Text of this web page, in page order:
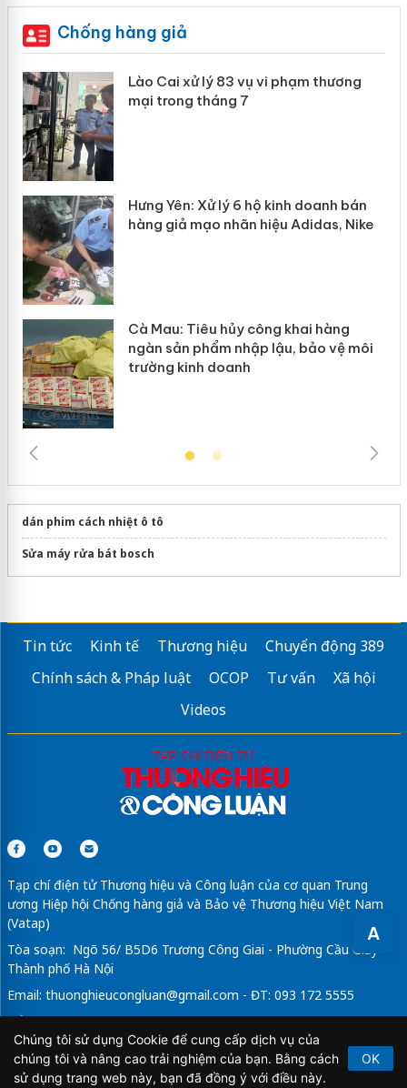
A
Chống hàng giả
Lào Cai xử lý 83 vụ vi phạm thương
mại trong tháng 7
Hưng Yên: Xử lý 6 hộ kinh doanh bán
hàng giả mạo nhãn hiệu Adidas, Nike
Cà Mau: Tiêu hủy công khai hàng
ngàn sản phẩm nhập lậu, bảo vệ môi
trường kinh doanh
dán phim cách nhiệt ô tô
Sửa máy rửa bát bosch
Tin tức Kinh tế Thương hiệu
Chuyển động 389
Chính sách & Pháp luật
OCOP Tư vấn
Xã hội
Videos
Tạp chí điện tử Thương hiệu và Công luận của cơ quan Trung
ương Hiệp hội Chống hàng giả và Bảo vệ Thương hiệu Việt Nam
(Vatap)
Tòa soạn: Ngõ 56/ B5D6 Trương Công Giai - Phường Cầu Giấy -
Thành phố Hà Nội
Email: thuonghieucongluan@gmail.com - ĐT: 093 172 5555
Tổng Biên Tập: Vũ Đức Thuận
Giấy phép hoạt động báo chí điện tử số 64/GP-BTTTT do Bộ
Thông tin và Truyền thông cấp ngày 21/2/2020.
Chúng tôi sử dụng Cookie để cung cấp dịch vụ của
chúng tôi và nâng cao trải nghiệm của bạn. Bằng cách
sử dụng trang web này, bạn đã đồng ý với điều này.
OK